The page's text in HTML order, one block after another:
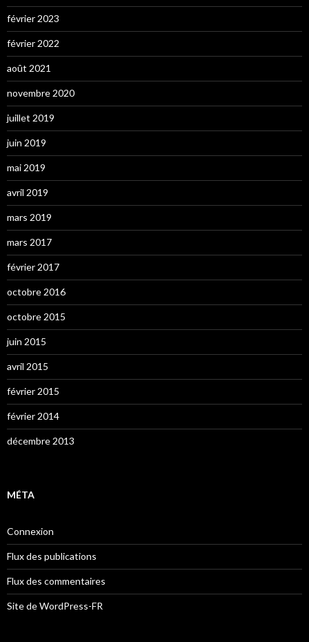
février 2023
février 2022
août 2021
novembre 2020
juillet 2019
juin 2019
mai 2019
avril 2019
mars 2019
mars 2017
février 2017
octobre 2016
octobre 2015
juin 2015
avril 2015
février 2015
février 2014
décembre 2013
MÉTA
Connexion
Flux des publications
Flux des commentaires
Site de WordPress-FR